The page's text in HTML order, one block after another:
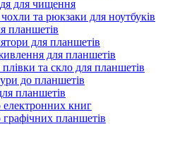
для чищення
та рюкзаки для ноутбуків
планшетів
для планшетів
для планшетів
плівки та скло для планшетів
до планшетів
планшетів
електронних книг
планшетів